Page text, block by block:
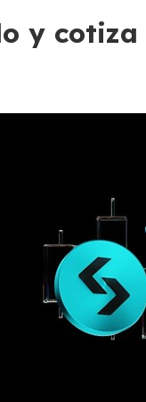
y cotiza